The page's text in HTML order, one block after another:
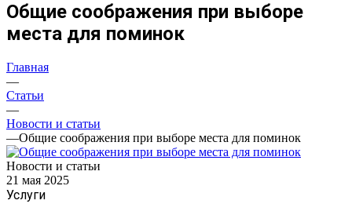
Общие соображения при выборе
места для поминок
Главная
—
Статьи
—
Новости и статьи
—Общие соображения при выборе места для поминок
Новости и статьи
21 мая 2025
Услуги